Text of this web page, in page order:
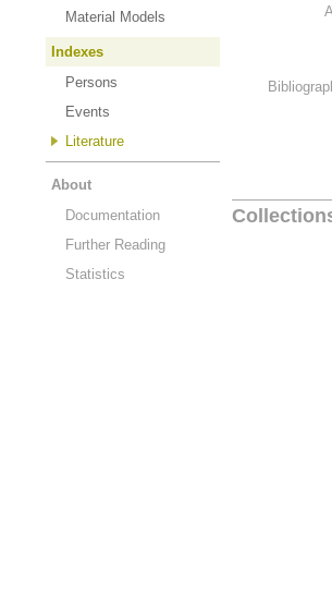
Material Models
Indexes
Persons
Events
Literature
About
Documentation
Further Reading
Statistics